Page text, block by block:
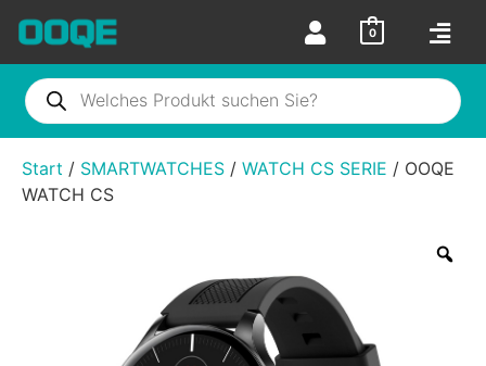
0
Start / SMARTWATCHES / WATCH CS SERIE / OOQE
WATCH CS